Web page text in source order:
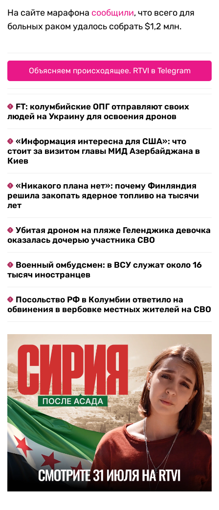
На сайте марафона сообщили, что всего для
больных раком удалось собрать $1,2 млн.
Объясняем происходящее. RTVI в Telegram
FT: колумбийские ОПГ отправляют своих
людей на Украину для освоения дронов
«Информация интересна для США»: что
стоит за визитом главы МИД Азербайджана в
Киев
«Никакого плана нет»: почему Финляндия
решила закопать ядерное топливо на тысячи
лет
Убитая дроном на пляже Геленджика девочка
оказалась дочерью участника СВО
Военный омбудсмен: в ВСУ служат около 16
тысяч иностранцев
Посольство РФ в Колумбии ответило на
обвинения в вербовке местных жителей на СВО